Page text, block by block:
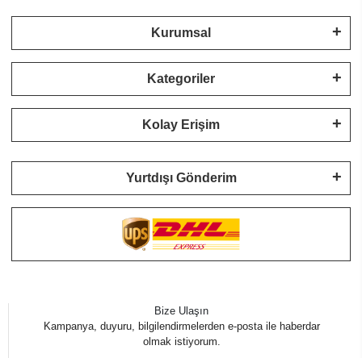
Kurumsal
Kategoriler
Kolay Erişim
Yurtdışı Gönderim
Bize Ulaşın
Kampanya, duyuru, bilgilendirmelerden e-posta ile haberdar
olmak istiyorum.